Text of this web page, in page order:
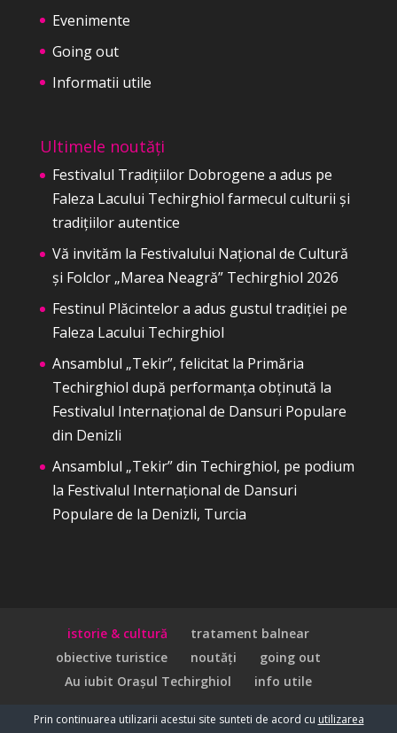
Evenimente
Going out
Informatii utile
Ultimele noutăți
Festivalul Tradițiilor Dobrogene a adus pe
Faleza Lacului Techirghiol farmecul culturii și
tradițiilor autentice
Vă invităm la Festivalului Național de Cultură
și Folclor „Marea Neagră” Techirghiol 2026
Festinul Plăcintelor a adus gustul tradiției pe
Faleza Lacului Techirghiol
Ansamblul „Tekir”, felicitat la Primăria
Techirghiol după performanța obținută la
Festivalul Internațional de Dansuri Populare
din Denizli
Ansamblul „Tekir” din Techirghiol, pe podium
la Festivalul Internațional de Dansuri
Populare de la Denizli, Turcia
istorie & cultură
tratament balnear
obiective turistice
noutăți
going out
Au iubit Orașul Techirghiol
info utile
Prin continuarea utilizarii acestui site sunteti de acord cu utilizarea